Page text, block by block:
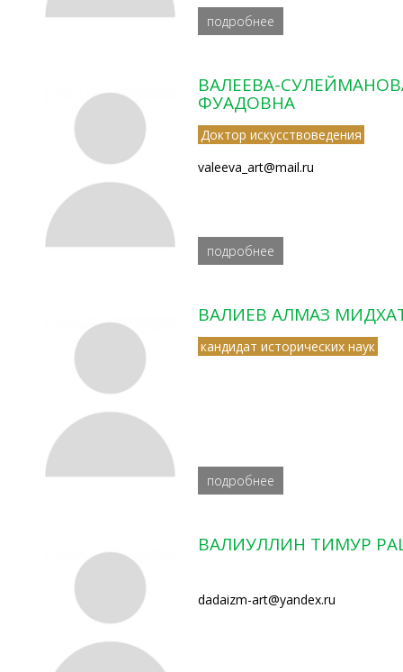
подробнее
ВАЛЕЕВА-
ФУАДОВНА
Доктор искусствоведения
valeeva_art@mail.ru
подробнее
ВАЛИЕВ АЛМАЗ
кандидат исторических наук
подробнее
ВАЛИУЛЛИН ТИМУР
dadaizm-art@yandex.ru